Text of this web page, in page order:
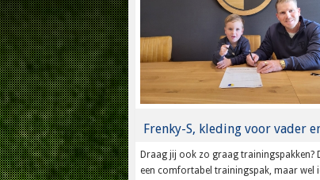
Frenky-S, kleding voor vader
Draag jij ook zo graag trainingspakken?
een comfortabel trainingspak, maar wel